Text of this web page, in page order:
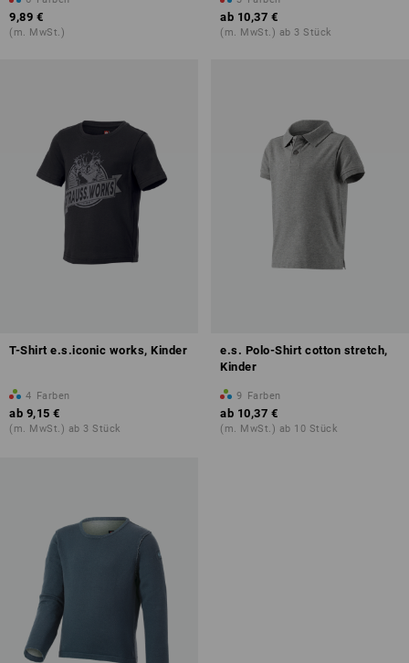
9,89 €
(m. MwSt.)
ab 10,37 €
(m. MwSt.) ab 3 Stück
T-Shirt e.s.iconic works, Kinder
4 Farben
ab 9,15 €
(m. MwSt.) ab 3 Stück
e.s. Polo-Shirt cotton stretch,
Kinder
9 Farben
ab 10,37 €
(m. MwSt.) ab 10 Stück